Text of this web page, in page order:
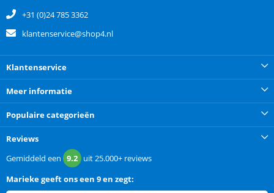
+31 (0)24 785 3362
klantenservice@shop4.nl
Klantenservice
Meer informatie
Populaire categorieën
Reviews
Gemiddeld een 9.2 uit25.000+ reviews
Mariekegeeft ons een 9 en zegt: